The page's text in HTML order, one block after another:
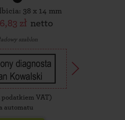
38 x 14 mm
zł netto
szablon
podatkiem VAT)
automatu